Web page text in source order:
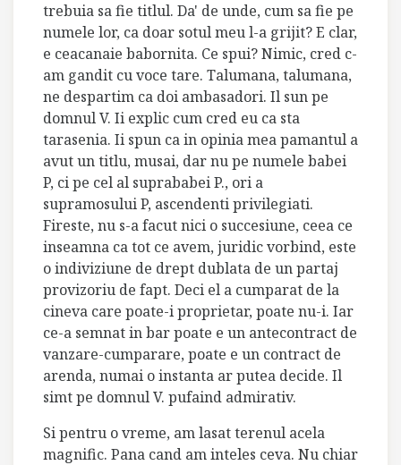
trebuia sa fie titlul. Da' de unde, cum sa fie pe
numele lor, ca doar sotul meu l-a grijit? E clar,
e ceacanaie babornita. Ce spui? Nimic, cred c-
am gandit cu voce tare. Talumana, talumana,
ne despartim ca doi ambasadori. Il sun pe
domnul V. Ii explic cum cred eu ca sta
tarasenia. Ii spun ca in opinia mea pamantul a
avut un titlu, musai, dar nu pe numele babei
P, ci pe cel al suprababei P., ori a
supramosului P, ascendenti privilegiati.
Fireste, nu s-a facut nici o succesiune, ceea ce
inseamna ca tot ce avem, juridic vorbind, este
o indiviziune de drept dublata de un partaj
provizoriu de fapt. Deci el a cumparat de la
cineva care poate-i proprietar, poate nu-i. Iar
ce-a semnat in bar poate e un antecontract de
vanzare-cumparare, poate e un contract de
arenda, numai o instanta ar putea decide. Il
simt pe domnul V. pufaind admirativ.
Si pentru o vreme, am lasat terenul acela
magnific. Pana cand am inteles ceva. Nu chiar